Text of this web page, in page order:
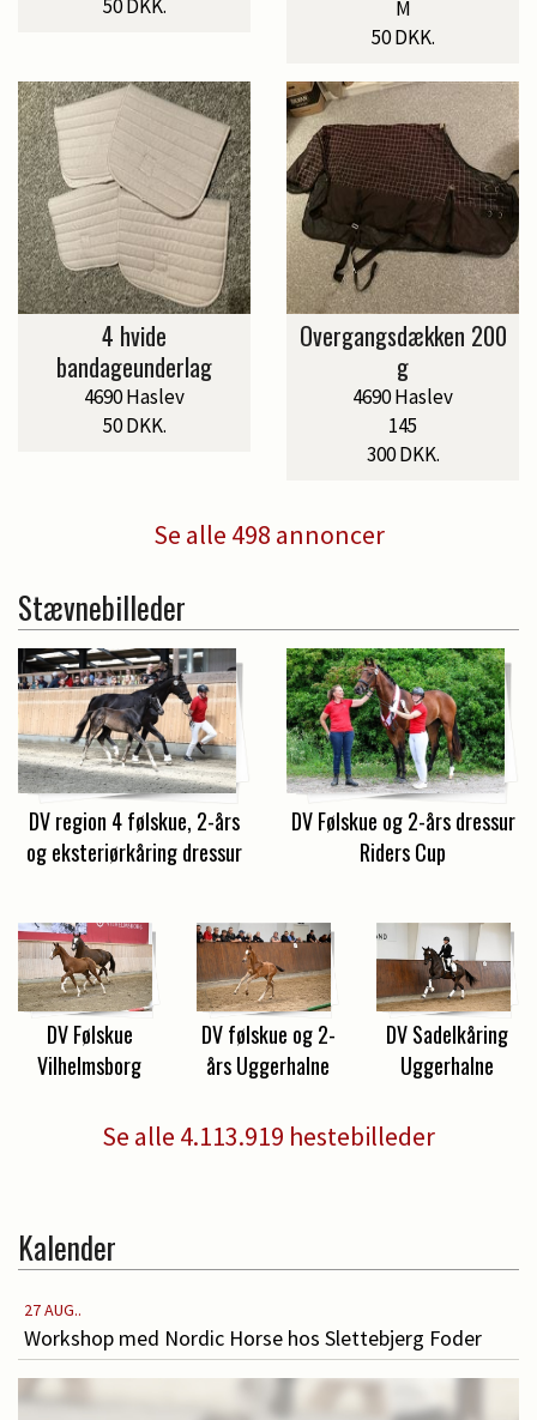
50 DKK.
M
50 DKK.
4 hvide
bandageunderlag
4690 Haslev
50 DKK.
Overgangsdækken 200
g
4690 Haslev
145
300 DKK.
Se alle 498 annoncer
Stævnebilleder
DV region 4 følskue, 2-års
og eksteriørkåring dressur
DV Følskue og 2-års dressur
Riders Cup
DV Følskue
Vilhelmsborg
DV følskue og 2-
års Uggerhalne
DV Sadelkåring
Uggerhalne
Se alle 4.113.919 hestebilleder
Kalender
27 AUG..
Workshop med Nordic Horse hos Slettebjerg Foder